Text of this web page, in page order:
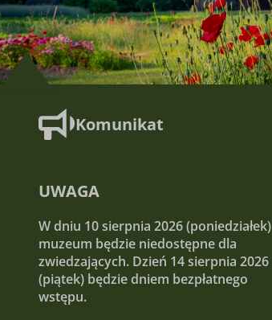
Komunikat
UWAGA
W dniu 10 sierpnia 2026 (poniedziałek)
muzeum będzie niedostępne dla
zwiedzających. Dzień 14 sierpnia 2026
(piątek) będzie dniem bezpłatnego
wstępu.